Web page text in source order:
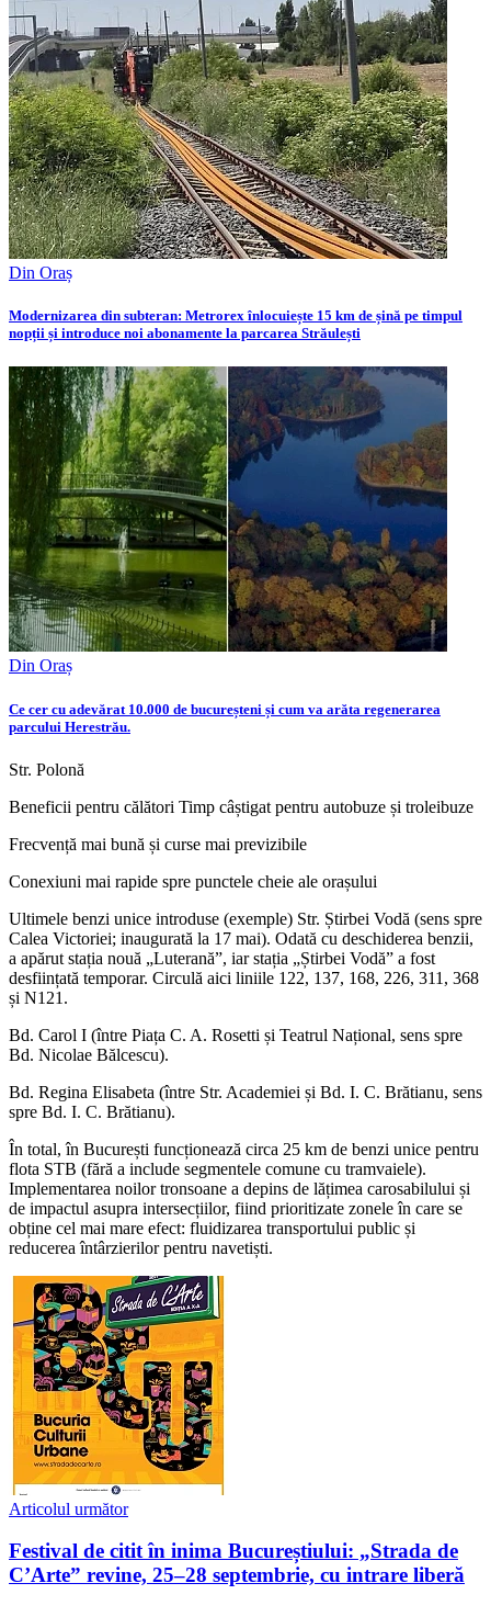
Din Oraș
Modernizarea din subteran: Metrorex înlocuiește 15 km de șină pe timpul
nopții și introduce noi abonamente la parcarea Străulești
Din Oraș
Ce cer cu adevărat 10.000 de bucureșteni și cum va arăta regenerarea
parcului Herestrău.
Str. Polonă
Beneficii pentru călători Timp câștigat pentru autobuze și troleibuze
Frecvență mai bună și curse mai previzibile
Conexiuni mai rapide spre punctele cheie ale orașului
Ultimele benzi unice introduse (exemple) Str. Știrbei Vodă (sens spre
Calea Victoriei; inaugurată la 17 mai). Odată cu deschiderea benzii,
a apărut stația nouă „Luterană”, iar stația „Știrbei Vodă” a fost
desființată temporar. Circulă aici liniile 122, 137, 168, 226, 311, 368
și N121.
Bd. Carol I (între Piața C. A. Rosetti și Teatrul Național, sens spre
Bd. Nicolae Bălcescu).
Bd. Regina Elisabeta (între Str. Academiei și Bd. I. C. Brătianu, sens
spre Bd. I. C. Brătianu).
În total, în București funcționează circa 25 km de benzi unice pentru
flota STB (fără a include segmentele comune cu tramvaiele).
Implementarea noilor tronsoane a depins de lățimea carosabilului și
de impactul asupra intersecțiilor, fiind prioritizate zonele în care se
obține cel mai mare efect: fluidizarea transportului public și
reducerea întârzierilor pentru navetiști.
Articolul următor
Festival de citit în inima Bucureștiului: „Strada de
C’Arte” revine, 25–28 septembrie, cu intrare liberă